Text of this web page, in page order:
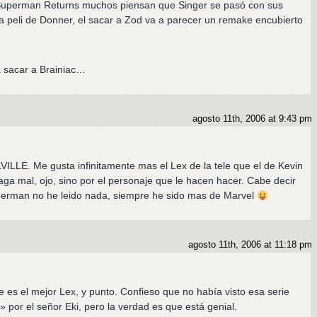
Returns muchos piensan que Singer se pasó con sus
peli de Donner, el sacar a Zod va a parecer un remake encubierto
sacar a Brainiac…
agosto 11th, 2006 at 9:43 pm
Me gusta infinitamente mas el Lex de la tele que el de Kevin
mal, ojo, sino por el personaje que le hacen hacer. Cabe decir
no he leido nada, siempre he sido mas de Marvel
agosto 11th, 2006 at 11:18 pm
es el mejor Lex, y punto. Confieso que no había visto esa serie
por el señor Eki, pero la verdad es que está genial.